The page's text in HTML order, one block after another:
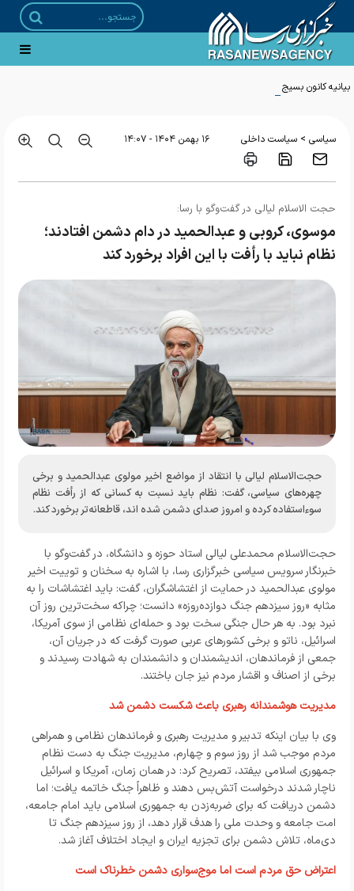
بیانیه کانون بسیج شهید اندرزگو به مناسبت تشییع تاریخی رهبر شهید انقلاب
سیاسی > سیاست داخلی ۱۶ بهمن ۱۴۰۴ - ۱۴:۰۷
حجت الاسلام لیالی در گفت‌وگو با رسا:
موسوی، کروبی و عبدالحمید در دام دشمن افتادند؛
نظام نباید با رأفت با این افراد برخورد کند
حجت‌الاسلام لیالی با انتقاد از مواضع اخیر مولوی عبدالحمید و برخی
چهره‌های سیاسی، گفت: نظام باید نسبت به کسانی که از رأفت نظام
سوءاستفاده کرده و امروز صدای دشمن شده اند، قاطعانه‌تر برخورد کند.
حجت‌الاسلام محمدعلی لیالی استاد حوزه و دانشگاه، در گفت‌و‌گو با
خبرنگار سرویس سیاسی خبرگزاری رسا، با اشاره به سخنان و توییت اخیر
مولوی عبدالحمید در حمایت از اغتشاشگران، گفت: باید اغتشاشات را به
مثابه «روز سیزدهم جنگ دوازده‌روزه» دانست؛ چراکه سخت‌ترین روز آن
نبرد بود. به هر حال جنگی سخت بود و حمله‌ای نظامی از سوی آمریکا،
اسرائیل، ناتو و برخی کشورهای عربی صورت گرفت که در جریان آن،
جمعی از فرماندهان، اندیشمندان و دانشمندان به شهادت رسیدند و
برخی از اصناف و اقشار مردم نیز جان باختند.
مدیریت هوشمندانه رهبری باعث شکست دشمن شد
وی با بیان اینکه تدبیر و مدیریت رهبری و فرماندهان نظامی و همراهی
مردم موجب شد از روز سوم و چهارم، مدیریت جنگ به دست نظام
جمهوری اسلامی بیفتد، تصریح کرد: در همان زمان، آمریکا و اسرائیل
ناچار شدند درخواست آتش‌بس دهند و ظاهراً جنگ خاتمه یافت؛ اما
دشمن دریافت که برای ضربه‌زدن به جمهوری اسلامی باید امام جامعه،
امت جامعه و وحدت ملی را هدف قرار دهد، از روز سیزدهم جنگ تا
دی‌ماه، تلاش دشمن برای تجزیه ایران و ایجاد اختلاف آغاز شد.
اعتراض حق مردم است اما موج‌سواری دشمن خطرناک است